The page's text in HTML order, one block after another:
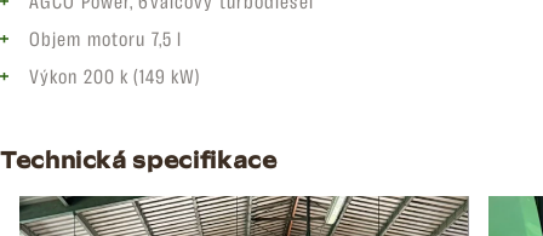
Objem motoru 7,5 l
Výkon 200 k (149 kW)
Technická specifikace